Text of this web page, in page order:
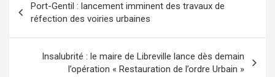
de
l’article
Port-Gentil : lancement imminent des travaux de
réfection des voiries urbaines
Insalubrité : le maire de Libreville lance dès demain
l’opération « Restauration de l’ordre Urbain »